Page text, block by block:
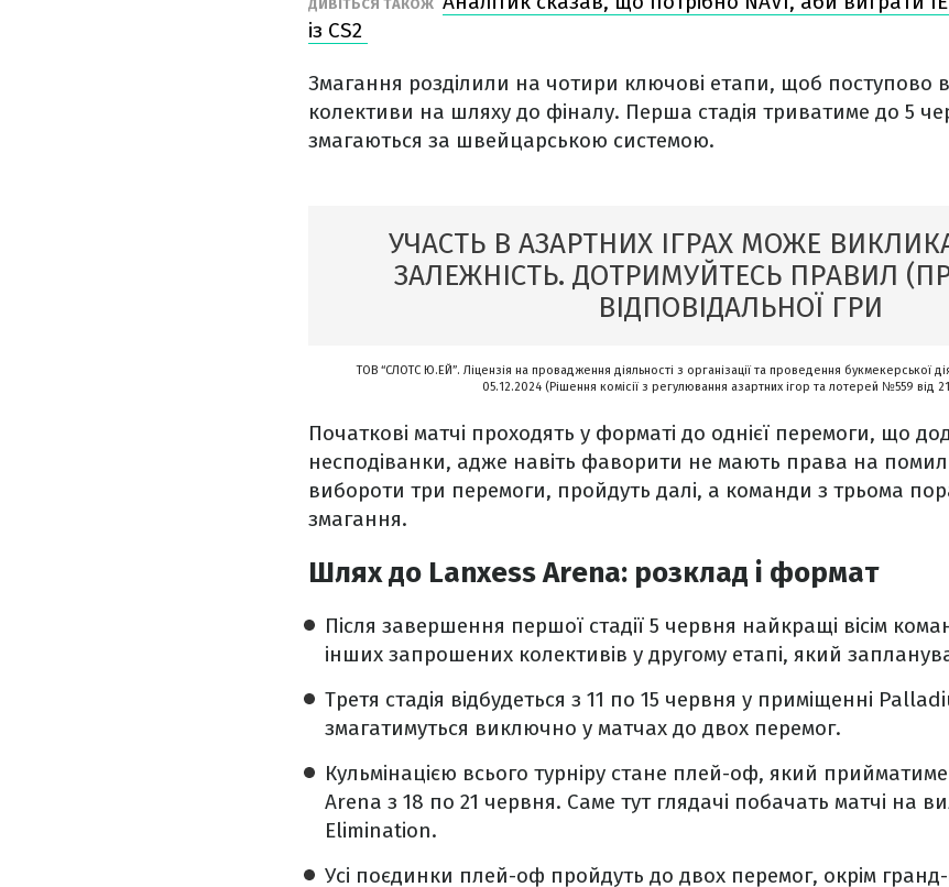
ДИВІТЬСЯ ТАКОЖ
із CS2
Змагання розділили на чотири ключові етапи, щоб поступово
колективи на шляху до фіналу. Перша стадія триватиме до 5
змагаються за швейцарською системою.
УЧАСТЬ В АЗАРТНИХ ІГРАХ МОЖЕ
ЗАЛЕЖНІСТЬ. ДОТРИМУЙТЕСЬ ПРАВИЛ
ВІДПОВІДАЛЬНОЇ ГРИ
ТОВ “СЛОТС Ю.ЕЙ”. Ліцензія на провадження діяльності з організації та проведення букмекерської
05.12.2024 (Рішення комісії з регулювання азартних ігор та лотерей №559 від
Початкові матчі проходять у форматі до однієї перемоги, що
несподіванки, адже навіть фаворити не мають права на
вибороти три перемоги, пройдуть далі, а команди з трьома
змагання.
Шлях до Lanxess Arena: розклад і формат
Після завершення першої стадії 5 червня найкращі вісім
інших запрошених колективів у другому етапі, який
Третя стадія відбудеться з 11 по 15 червня у приміщенні
змагатимуться виключно у матчах до двох перемог.
Кульмінацією всього турніру стане плей-оф, який
Arena з 18 по 21 червня. Саме тут глядачі побачать матчі на
Elimination.
Усі поєдинки плей-оф пройдуть до двох перемог, окрім